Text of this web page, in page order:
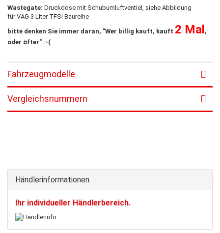
Wastegate: Druckdose mit Schubumluftventiel, siehe Abbildung
für VAG 3 Liter TFSi Baureihe
bitte denken Sie immer daran, "Wer billig kauft, kauft 2 Mal,
oder öfter" :-(
Fahrzeugmodelle
Vergleichsnummern
Händlerinformationen
Ihr individueller Händlerbereich.